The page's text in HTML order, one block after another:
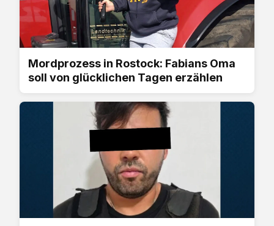
Mordprozess in Rostock: Fabians Oma
soll von glücklichen Tagen erzählen